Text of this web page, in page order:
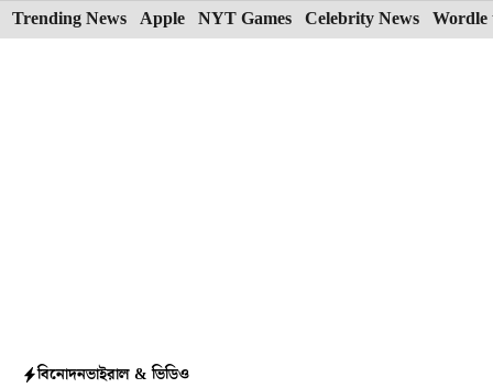
Skip
to
Trending News Apple NYT Games Celebrity News Wordle
বিনোদনভাইরাল & ভিডিও